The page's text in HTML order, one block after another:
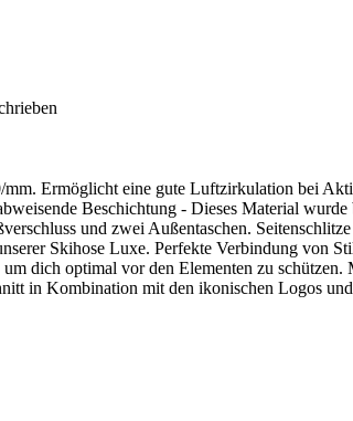
Ermöglicht eine gute Luftzirkulation bei
Beschichtung - Dieses Material
und zwei Außentaschen.
Skihose Luxe. Perfekte Verbindung von
dich optimal vor den Elementen zu
in Kombination mit den ikonischen Logos